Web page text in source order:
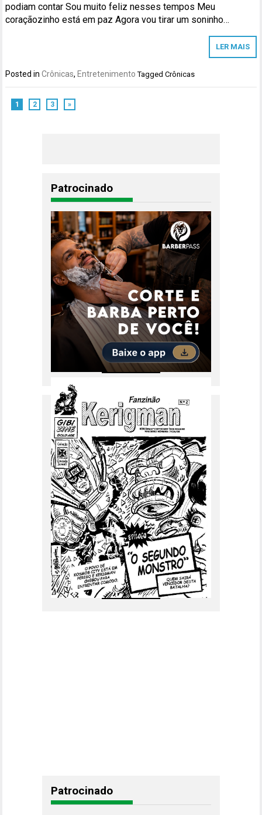
podiam contar Sou muito feliz nesses tempos Meu
coraçãozinho está em paz Agora vou tirar um soninho…
LER MAIS
Posted inCrônicas, Entretenimento TaggedCrônicas
1 2 3 »
Patrocinado
Patrocinado